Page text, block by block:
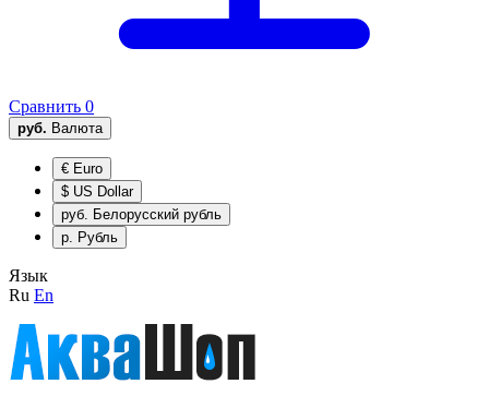
Сравнить 0
руб. Валюта
€ Euro
$ US Dollar
руб. Белорусский рубль
р. Рубль
Язык
Ru En